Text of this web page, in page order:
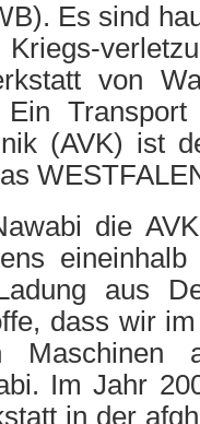
Es sind
von
Ein
(AVK) ist
die
aus
dass wir
Im Jahr
in der